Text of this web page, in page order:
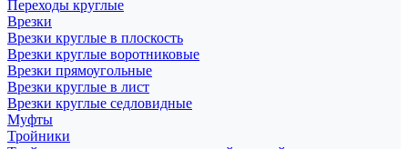
Переходы круглые
Врезки
Врезки круглые в плоскость
Врезки круглые воротниковые
Врезки прямоугольные
Врезки круглые в лист
Врезки круглые седловидные
Муфты
Тройники